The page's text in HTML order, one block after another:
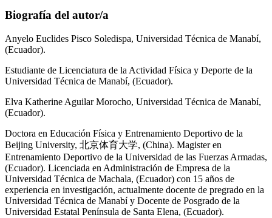
Biografía del autor/a
Anyelo Euclides Pisco Soledispa, Universidad Técnica de Manabí,
(Ecuador).
Estudiante de Licenciatura de la Actividad Física y Deporte de la
Universidad Técnica de Manabí, (Ecuador).
Elva Katherine Aguilar Morocho, Universidad Técnica de Manabí,
(Ecuador).
Doctora en Educación Física y Entrenamiento Deportivo de la
Beijing University, 北京体育大学, (China). Magister en
Entrenamiento Deportivo de la Universidad de las Fuerzas Armadas,
(Ecuador). Licenciada en Administración de Empresa de la
Universidad Técnica de Machala, (Ecuador) con 15 años de
experiencia en investigación, actualmente docente de pregrado en la
Universidad Técnica de Manabí y Docente de Posgrado de la
Universidad Estatal Península de Santa Elena, (Ecuador).